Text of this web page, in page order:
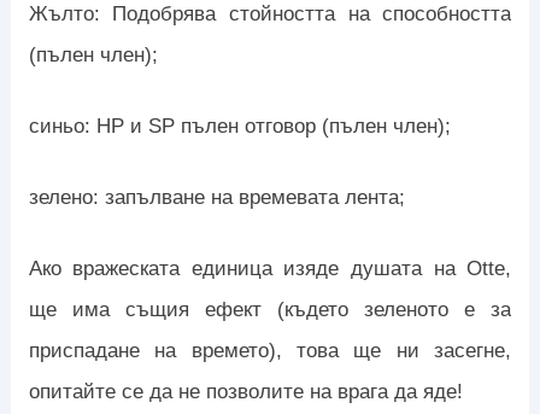
Жълто: Подобрява стойността на способността
(пълен член);
синьо: HP и SP пълен отговор (пълен член);
зелено: запълване на времевата лента;
Ако вражеската единица изяде душата на Otte,
ще има същия ефект (където зеленото е за
приспадане на времето), това ще ни засегне,
опитайте се да не позволите на врага да яде!